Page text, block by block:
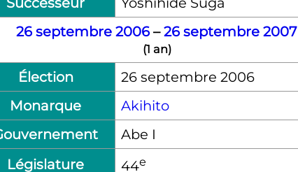
26 septembre 2006 –26 septembre 2007
(1 an)
Élection
26 septembre 2006
Monarque
Akihito
Abe I
Législature
44e